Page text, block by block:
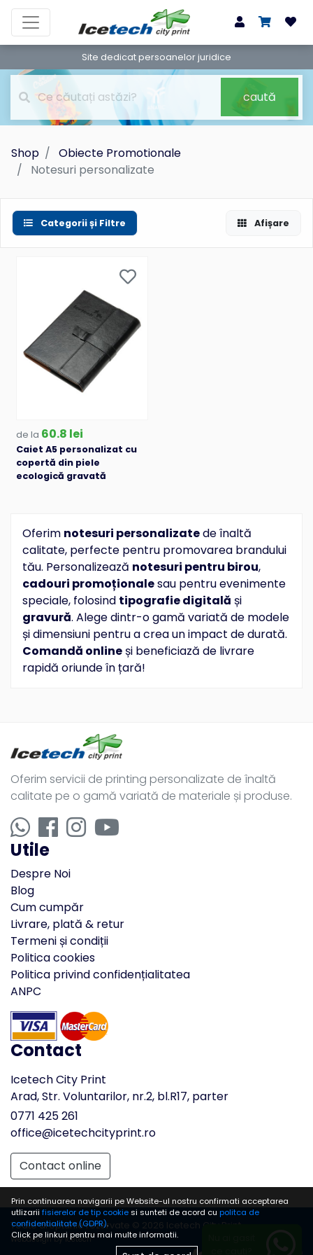
Site dedicat persoanelor juridice
caută
Shop
Obiecte Promotionale
Notesuri personalizate
Categorii și Filtre Afișare
de la 60.8 lei
Caiet A5 personalizat cu
copertă din piele
ecologică gravată
Oferim notesuri personalizatede înaltă
calitate, perfecte pentru promovarea brandului
tău. Personalizează notesuri pentru birou,
cadouri promoționalesau pentru evenimente
speciale, folosind tipografie digitală și
gravură. Alege dintr-o gamă variată de modele
și dimensiuni pentru a crea un impact de durată.
Comandă onlineși beneficiază de livrare
rapidă oriunde în țară!
Oferim servicii de printing personalizate de înaltă
calitate pe o gamă variată de materiale și produse.
Utile
Despre Noi
Blog
Cum cumpăr
Livrare, plată & retur
Termeni și condiții
Politica cookies
Politica privind confidențialitatea
ANPC
Contact
Icetech City Print
Arad, Str. Voluntarilor, nr.2, bl.R17, parter
0771 425 261
office@icetechcityprint.ro
Contact online
Toate drepturile rezervate © 2026 Icetech City Print
Webdesign by Icetech
Prin continuarea navigarii pe Website-ul nostru confirmati acceptarea
utlizarii fisierelor de tip cookiesi sunteti de acord cu politca de
confidentialitate (GDPR).
Click pe linkuri pentru mai multe informatii.